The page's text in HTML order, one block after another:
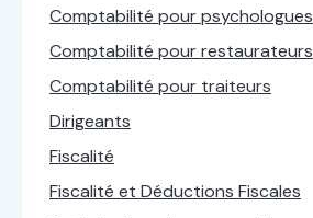
Comptabilité pour psychologues
Comptabilité pour restaurateurs
Comptabilité pour traiteurs
Dirigeants
Fiscalité
Fiscalité et Déductions Fiscales